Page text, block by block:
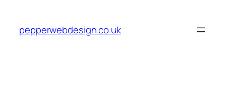
content
pepperwebdesign.co.uk